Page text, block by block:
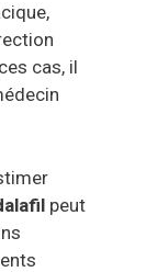
cas, il
peut